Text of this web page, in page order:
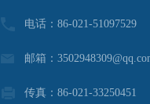
电话：86-021-51097529
邮箱：
传真：86-021-33250451